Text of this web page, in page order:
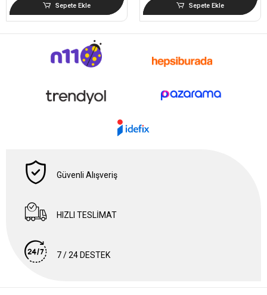
Sepete Ekle Sepete Ekle
Güvenli Alışveriş
HIZLI TESLİMAT
7 / 24 DESTEK